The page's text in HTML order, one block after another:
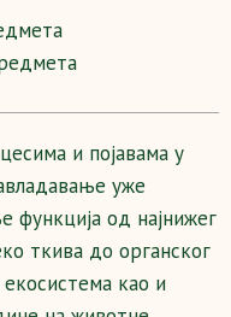
и појавама у
уже
функција од најнижег
ткива до органског
као и